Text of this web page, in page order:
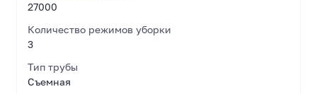
27000
Количество режимов уборки
3
Тип трубы
Съемная